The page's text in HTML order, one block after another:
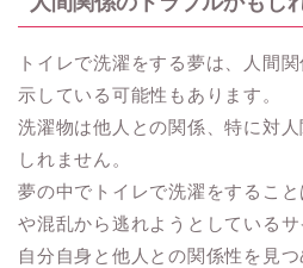
トイレで洗濯をする夢は、人間
示している可能性もあります。
洗濯物は他人との関係、特に対
しれません。
夢の中でトイレで洗濯をするこ
や混乱から逃れようとしているサ
自分自身と他人との関係性を見